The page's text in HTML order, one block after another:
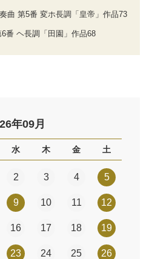
曲 第5番 変ホ長調「皇帝」作品73
番 ヘ長調「田園」作品68
年09月
水 木 金 土
2 3 4 5
9 10 11 12
16 17 18 19
23 24 25 26